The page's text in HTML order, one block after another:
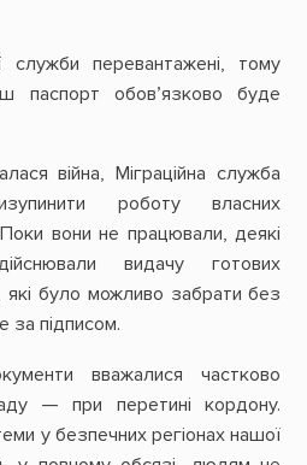
служби перевантажені, тому
паспорт обов’язково буде
війна, Міграційна служба
роботу власних
вони не працювали, деякі
видачу готових
які було можливо забрати без
за підписом.
вважалися частково
— при перетині кордону.
у безпечних регіонах нашої